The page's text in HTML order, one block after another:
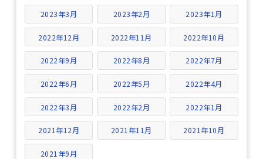
2023年3月 2023年2月 2023年1月
2022年12月 2022年11月 2022年10月
2022年9月 2022年8月 2022年7月
2022年6月 2022年5月 2022年4月
2022年3月 2022年2月 2022年1月
2021年12月 2021年11月 2021年10月
2021年9月